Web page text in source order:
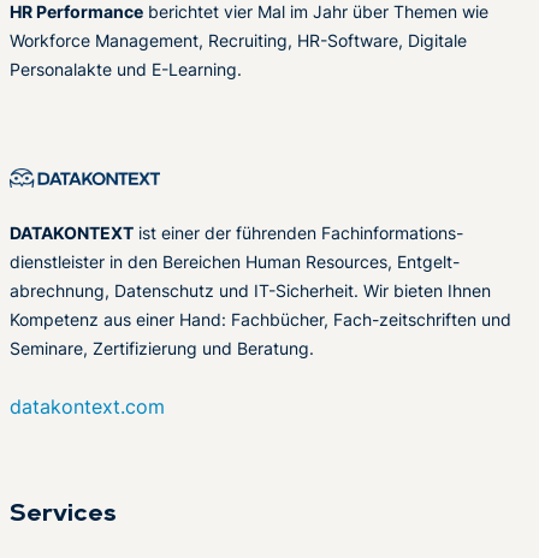
HR Performance berichtet vier Mal im Jahr über Themen wie
Workforce Management, Recruiting, HR-Software, Digitale
Personalakte und E-Learning.
DATAKONTEXT ist einer der führenden Fachinformations-
dienstleister in den Bereichen Human Resources, Entgelt-
abrechnung, Datenschutz und IT-Sicherheit. Wir bieten Ihnen
Kompetenz aus einer Hand: Fachbücher, Fach-zeitschriften und
Seminare, Zertifizierung und Beratung.
datakontext.com
Services